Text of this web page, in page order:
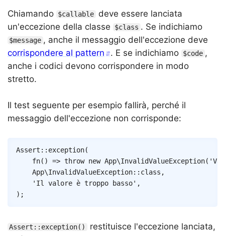
Chiamando $callable
deve essere lanciata
un'eccezione della classe
$class . Se indichiamo
$message , anche il messaggio dell'eccezione deve
corrispondere al pattern
. E se indichiamo $code ,
anche i codici devono corrispondere in modo
stretto.
Il test seguente per esempio fallirà, perché il
messaggio dell'eccezione non corrisponde:
Assert :: exception(
fn( ) => throw new App\InvalidValueException(
App\InvalidValueException:: class ,
'Il valore è troppo basso' ,
) ;
Assert::exception()
restituisce l'eccezione lanciata,